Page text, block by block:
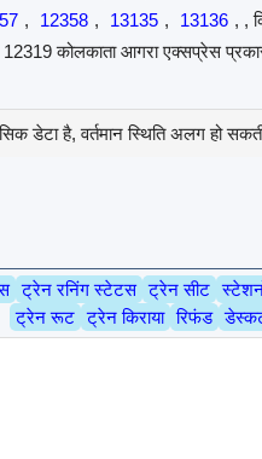
, 12358 , 13135 , 13136 , ,
कोलकाता आगरा एक्सप्रेस
डेटा है, वर्तमान स्थिति अलग हो
ट्रेन रनिंग स्टेटस ट्रेन सीट
ट्रेन रूट ट्रेन किराया रिफंड